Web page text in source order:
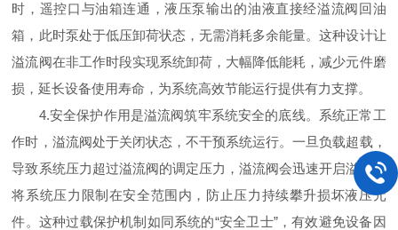
时，遥控口与油箱连通，液压泵输出的油液直接经溢流阀回油
箱，此时泵处于低压卸荷状态，无需消耗多余能量。这种设计让
溢流阀在非工作时段实现系统卸荷，大幅降低能耗，减少元件磨
损，延长设备使用寿命，为系统高效节能运行提供有力支撑。
4.安全保护作用是溢流阀筑牢系统安全的底线。系统正常工
作时，溢流阀处于关闭状态，不干预系统运行。一旦负载超载，
导致系统压力超过溢流阀的调定压力，溢流阀会迅速开启溢流，
将系统压力限制在安全范围内，防止压力持续攀升损坏液压元
件。这种过载保护机制如同系统的“安全卫士”，有效避免设备因